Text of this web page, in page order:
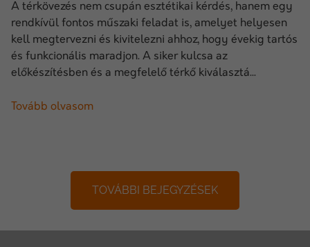
A térkövezés nem csupán esztétikai kérdés, hanem egy
rendkívül fontos műszaki feladat is, amelyet helyesen
kell megtervezni és kivitelezni ahhoz, hogy évekig tartós
és funkcionális maradjon. A siker kulcsa az
előkészítésben és a megfelelő térkő kiválasztá...
Tovább olvasom
TOVÁBBI BEJEGYZÉSEK